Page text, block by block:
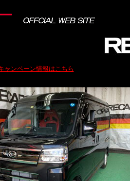
ャンペーン情報はこちら